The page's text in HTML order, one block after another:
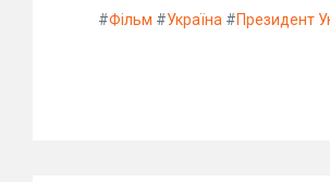
#Фільм #Україна #Президент